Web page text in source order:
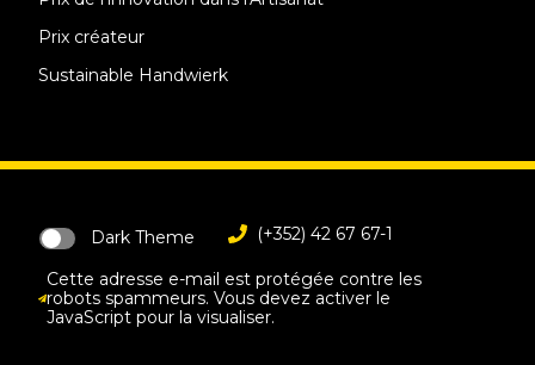
Prix créateur
Sustainable Handwierk
Dark Theme (+352) 42 67 67-1
Cette adresse e-mail est protégée contre les
robots spammeurs. Vous devez activer le
JavaScript pour la visualiser.